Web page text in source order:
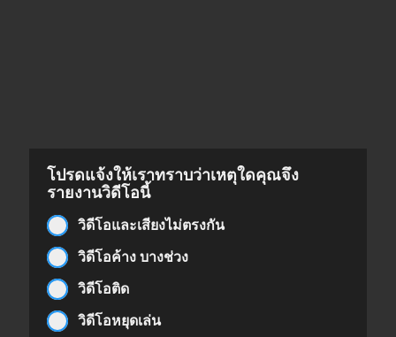
โปรดแจ้งให้เราทราบว่าเหตุใดคุณจึง
รายงานวิดีโอนี้
วิดีโอและเสียงไม่ตรงกัน
วิดีโอค้าง บางช่วง
วิดีโอติด
วิดีโอหยุดเล่น